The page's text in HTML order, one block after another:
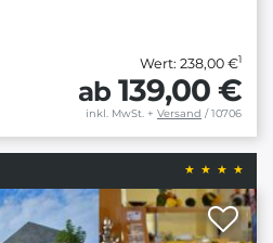
Wert: 238,00 €1
ab 139,00 €
inkl. MwSt. + Versand / 10706